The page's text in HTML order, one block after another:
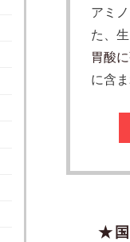
アミ
た、
胃酸
に含
★ 国